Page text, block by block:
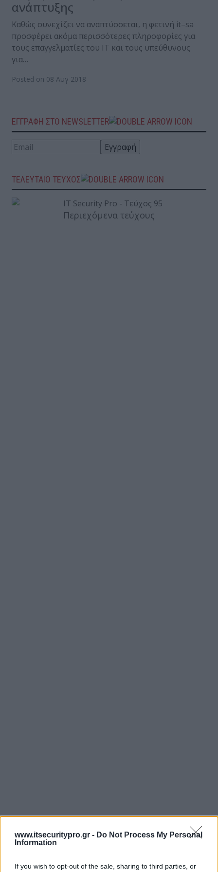
www.itsecuritypro.gr - Do Not Process My Personal
Information
If you wish to opt-out of the sale, sharing to third parties, or
ανάπτυξης
Καθώς συνεχίζει να αναπτύσσεται, η φετινή it–sa
προσφέρει ακόμα περισσότερες πληροφορίες για
τους επαγγελματίες του ΙΤ και τους υπεύθυνους
για…
Posted on 08 Αυγ 2018
ΕΓΓΡΑΦΗ ΣΤΟ NEWSLETTER
ΤΕΛΕΥΤΑΙΟ ΤΕΥΧΟΣ
Περιεχόμενα τεύχους